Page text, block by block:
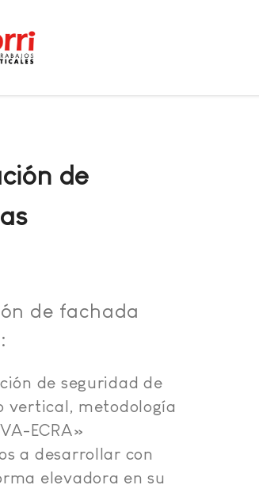
de
de fachada
de seguridad de
vertical, metodología
ECRA»
a desarrollar con
elevadora en su